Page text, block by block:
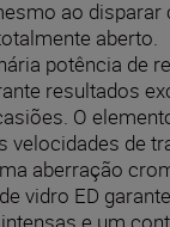
ao disparar
aberto.
potência de
resultados
O
velocidades de
aberração
vidro ED